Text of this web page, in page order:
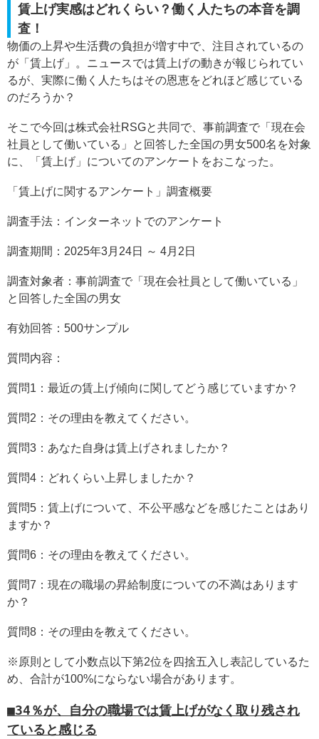
賃上げ実感はどれくらい？働く人たちの本音を調
査！
物価の上昇や生活費の負担が増す中で、注目されているの
が「賃上げ」。ニュースでは賃上げの動きが報じられてい
るが、実際に働く人たちはその恩恵をどれほど感じている
のだろうか？
そこで今回は株式会社RSGと共同で、事前調査で「現在会
社員として働いている」と回答した全国の男女500名を対象
に、「賃上げ」についてのアンケートをおこなった。
「賃上げに関するアンケート」調査概要
調査手法：インターネットでのアンケート
調査期間：2025年3月24日 ～ 4月2日
調査対象者：事前調査で「現在会社員として働いている」
と回答した全国の男女
有効回答：500サンプル
質問内容：
質問1：最近の賃上げ傾向に関してどう感じていますか？
質問2：その理由を教えてください。
質問3：あなた自身は賃上げされましたか？
質問4：どれくらい上昇しましたか？
質問5：賃上げについて、不公平感などを感じたことはあり
ますか？
質問6：その理由を教えてください。
質問7：現在の職場の昇給制度についての不満はあります
か？
質問8：その理由を教えてください。
※原則として小数点以下第2位を四捨五入し表記しているた
め、合計が100%にならない場合があります。
■34％が、自分の職場では賃上げがなく取り残され
ていると感じる